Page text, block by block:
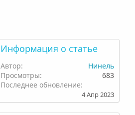
Информация о статье
Автор
Нинель
Просмотры
683
Последнее обновление
4 Апр 2023